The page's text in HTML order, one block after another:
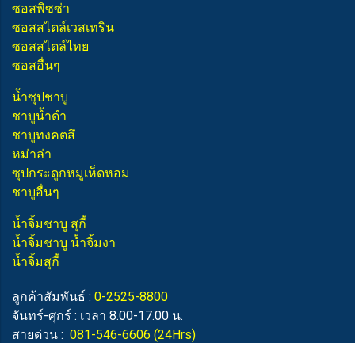
ซอสพิซซ่า
ซอสสไตล์เวสเทริน
ซอสสไตล์ไทย
ซอสอื่นๆ
น้ำซุปชาบู
ชาบูน้ำดำ
ชาบูทงคตสึ
หม่าล่า
ซุปกระดูกหมูเห็ดหอม
ชาบูอื่นๆ
น้ำจิ้มชาบู สุกี้
น้ำจิ้มชาบู น้ำจิ้มงา
น้ำจิ้มสุกี้
ลูกค้าสัมพันธ์ : 0-2525-8800
จันทร์-ศุกร์ : เวลา 8.00-17.00 น.
สายด่วน : 081-546-6606 (24Hrs)